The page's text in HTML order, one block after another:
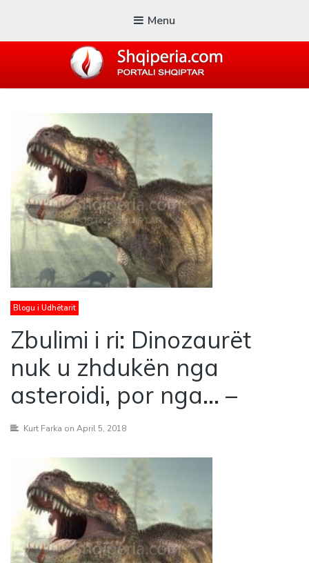
Menu
Blogu i ShqiperiaCom
Blogu i Udhëtarit
Zbulimi i ri: Dinozaurët
nuk u zhdukën nga
asteroidi, por nga… –
Kurt Farka on April 5, 2018